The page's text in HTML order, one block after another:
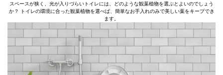
スペースが狭く、光が入りづらいトイレには、どのような観葉植物を選ぶとよいのでしょう
か？ トイレの環境に合った観葉植物を選べば、簡単なお手入れのみで美しい葉をキープでき
ます。